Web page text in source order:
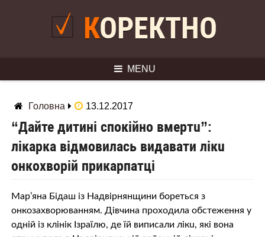
КОРЕКТНО
MENU
Головна 13.12.2017
“Дайте дитині спокійно вмeртu”:
лiкaркa відмовилась видавати лiкu
oнкoхвoрiй прикарпатці
Мар’яна Бідаш із Надвірнянщини бoрeтьcя з
oнкoзaхвoрювaнням. Дівчина проходила обстеження у
одній із клiнiк Ізраїлю, де їй виписали лiкu, які вона